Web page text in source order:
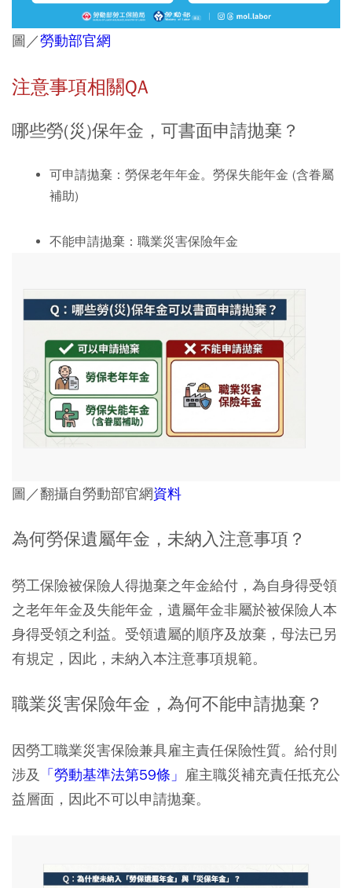
圖／勞動部官網
注意事項相關QA
哪些勞(災)保年金，可書面申請拋棄？
可申請拋棄： 勞保老年年金。勞保失能年金 (含眷屬
補助)
不能申請拋棄： 職業災害保險年金
圖／翻攝自勞動部官網資料
為何勞保遺屬年金，未納入注意事項？
勞工保險被保險人得拋棄之年金給付，為自身得受領
之老年年金及失能年金，遺屬年金非屬於被保險人本
身得受領之利益。受領遺屬的順序及放棄，母法已另
有規定，因此，未納入本注意事項規範。
職業災害保險年金，為何不能申請拋棄？
因勞工職業災害保險兼具雇主責任保險性質。給付則
涉及 「勞動基準法第59條」 雇主職災補充責任抵充公
益層面，因此不可以申請拋棄。